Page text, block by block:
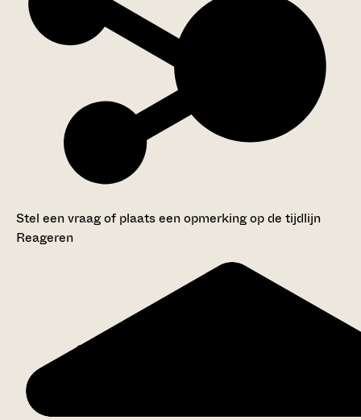
Stel een vraag of plaats een opmerking op de tijdlijn
Reageren